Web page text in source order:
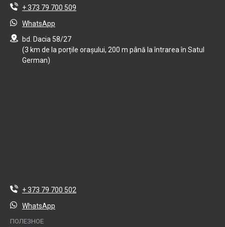
+ 373 79 700 509
WhatsApp
bd. Dacia 58/27
(3 km de la porțile orașului, 200 m până la întrarea în Satul
German)
+ 373 79 700 502
WhatsApp
ПОЛЕЗНОЕ